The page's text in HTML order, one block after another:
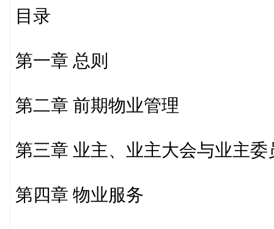
目录
第一章 总则
第二章 前期物业管理
第三章 业主、业主大会与业主委
第四章 物业服务